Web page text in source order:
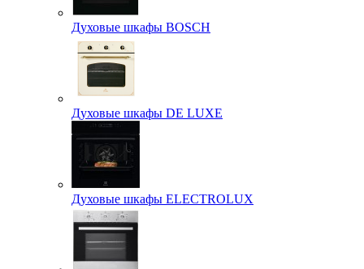
Духовые шкафы BOSCH
Духовые шкафы DE LUXE
Духовые шкафы ELECTROLUX